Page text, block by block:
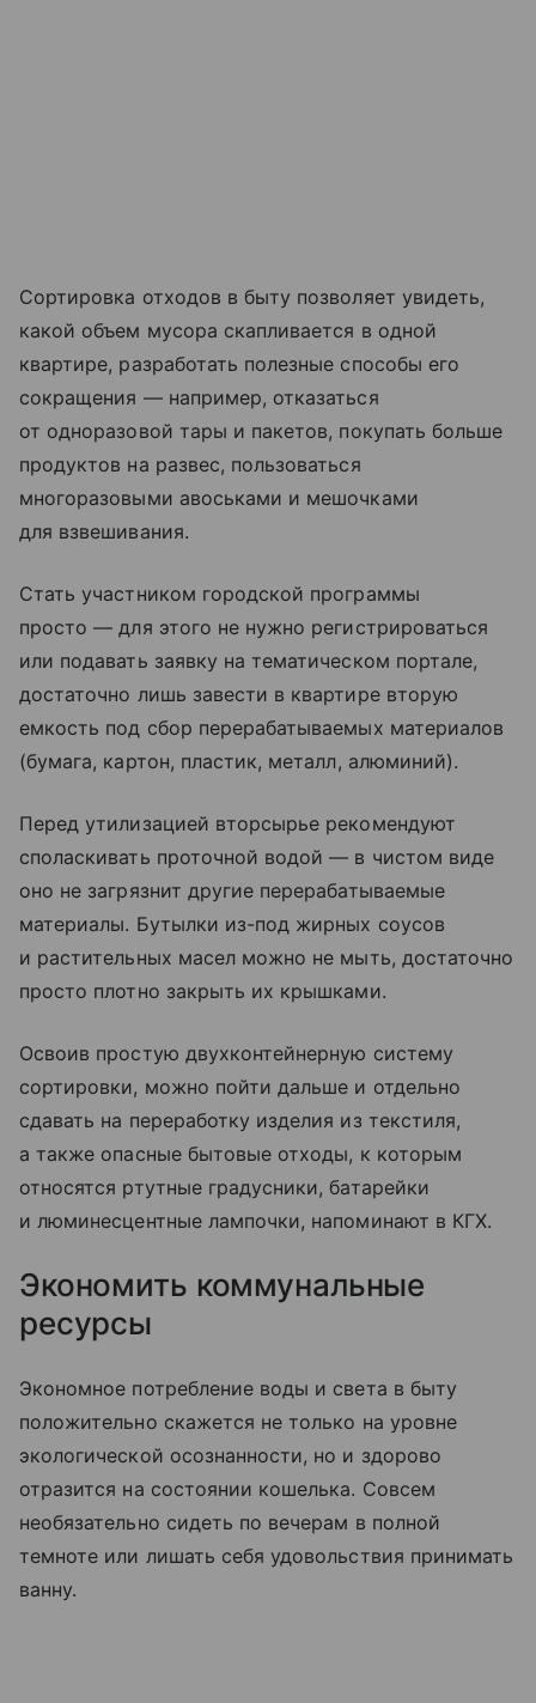
Сортировка отходов в быту позволяет увидеть,
какой объем мусора скапливается в одной
квартире, разработать полезные способы его
сокращения — например, отказаться
от одноразовой тары и пакетов, покупать больше
продуктов на развес, пользоваться
многоразовыми авоськами и мешочками
для взвешивания.
Стать участником городской программы
просто — для этого не нужно регистрироваться
или подавать заявку на тематическом портале,
достаточно лишь завести в квартире вторую
емкость под сбор перерабатываемых материалов
(бумага, картон, пластик, металл, алюминий).
Перед утилизацией вторсырье рекомендуют
споласкивать проточной водой — в чистом виде
оно не загрязнит другие перерабатываемые
материалы. Бутылки из-под жирных соусов
и растительных масел можно не мыть, достаточно
просто плотно закрыть их крышками.
Освоив простую двухконтейнерную систему
сортировки, можно пойти дальше и отдельно
сдавать на переработку изделия из текстиля,
а также опасные бытовые отходы, к которым
относятся ртутные градусники, батарейки
и люминесцентные лампочки, напоминают в КГХ.
Экономить коммунальные
ресурсы
Экономное потребление воды и света в быту
положительно скажется не только на уровне
экологической осознанности, но и здорово
отразится на состоянии кошелька. Совсем
необязательно сидеть по вечерам в полной
темноте или лишать себя удовольствия принимать
ванну.